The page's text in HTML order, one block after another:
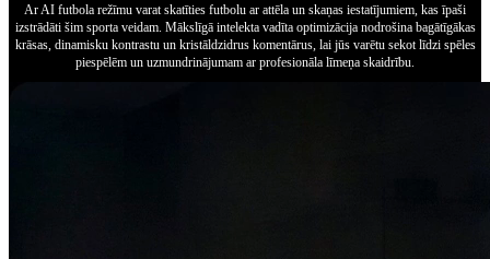
Ar AI futbola režīmu varat skatīties futbolu ar attēla un skaņas iestatījumiem, kas īpaši
izstrādāti šim sporta veidam. Mākslīgā intelekta vadīta optimizācija nodrošina bagātīgākas
krāsas, dinamisku kontrastu un kristāldzidrus komentārus, lai jūs varētu sekot līdzi spēles
piespēlēm un uzmundrinājumam ar profesionāla līmeņa skaidrību.